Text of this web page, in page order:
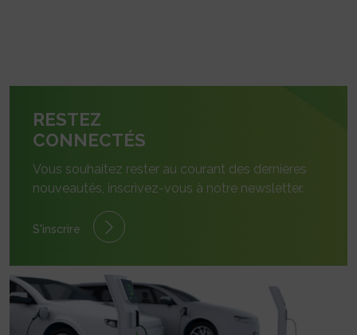
RESTEZ
CONNECTÉS
Vous souhaitez rester au courant des dernières
nouveautés, inscrivez-vous à notre newsletter.
S'inscrire